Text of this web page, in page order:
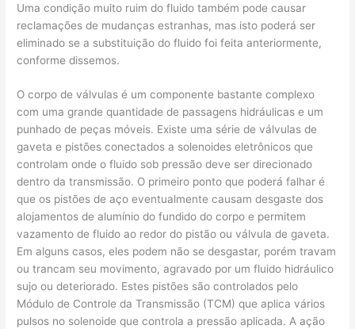
Uma condição muito ruim do fluido também pode causar
reclamações de mudanças estranhas, mas isto poderá ser
eliminado se a substituição do fluido foi feita anteriormente,
conforme dissemos.
O corpo de válvulas é um componente bastante complexo
com uma grande quantidade de passagens hidráulicas e um
punhado de peças móveis. Existe uma série de válvulas de
gaveta e pistões conectados a solenoides eletrônicos que
controlam onde o fluido sob pressão deve ser direcionado
dentro da transmissão. O primeiro ponto que poderá falhar é
que os pistões de aço eventualmente causam desgaste dos
alojamentos de alumínio do fundido do corpo e permitem
vazamento de fluido ao redor do pistão ou válvula de gaveta.
Em alguns casos, eles podem não se desgastar, porém travam
ou trancam seu movimento, agravado por um fluido hidráulico
sujo ou deteriorado. Estes pistões são controlados pelo
Módulo de Controle da Transmissão (TCM) que aplica vários
pulsos no solenoide que controla a pressão aplicada. A ação